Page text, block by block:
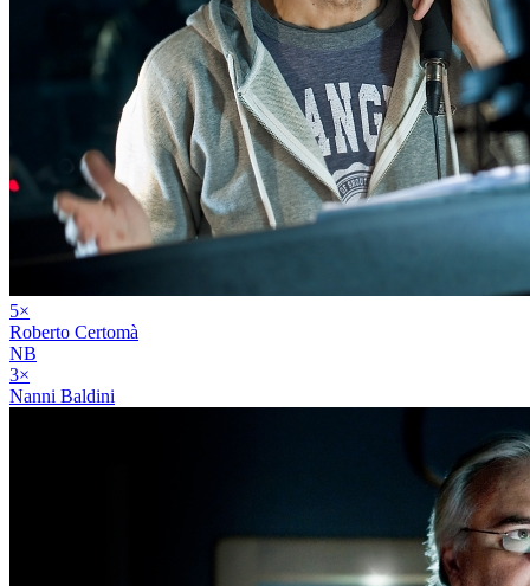
5×
Roberto Certomà
NB
3×
Nanni Baldini